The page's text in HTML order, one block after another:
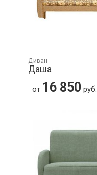
Диван
Даша
от 16 850 руб.